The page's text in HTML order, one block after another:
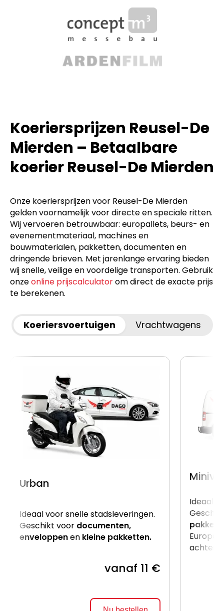
Koeriersprijzen Reusel-De
Mierden – Betaalbare
koerier Reusel-De Mierden
Onze koeriersprijzen voor Reusel-De Mierden
gelden voornamelijk voor directe en speciale ritten.
Wij vervoeren betrouwbaar: europallets, beurs- en
evenementmateriaal, machines en
bouwmaterialen, pakketten, documenten en
dringende brieven. Met jarenlange ervaring bieden
wij snelle, veilige en voordelige transporten. Gebruik
onzeonline prijscalculatorom direct de exacte prijs
te berekenen.
Koeriersvoertuigen Vrachtwagens
Urban
Ideaal voor snelle stadsleveringen.
Geschikt voor documenten,
enveloppenen kleine pakketten.
vanaf 11 €
Ideaal